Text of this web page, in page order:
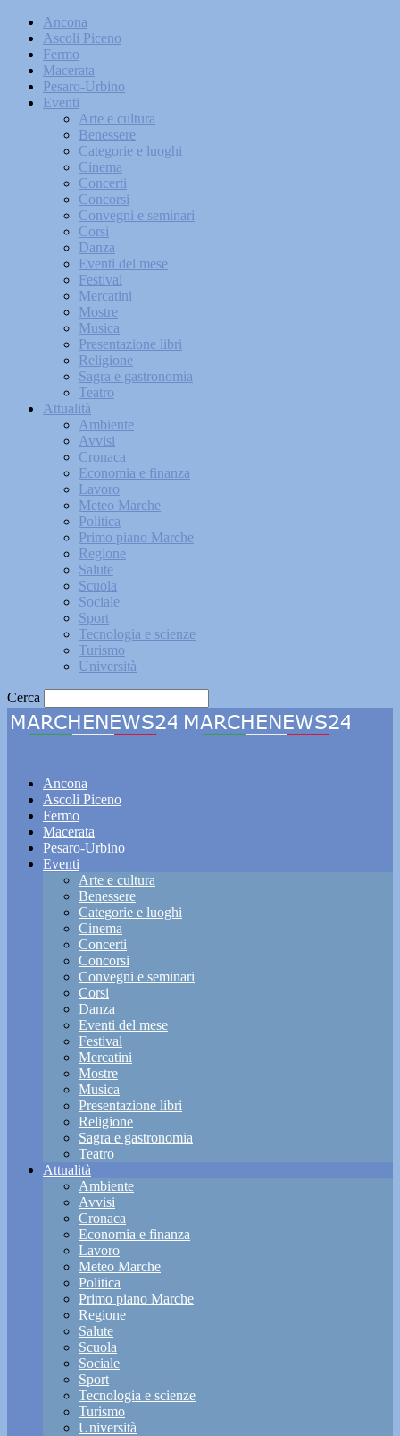
Ancona
Ascoli Piceno
Fermo
Macerata
Pesaro-Urbino
Eventi
Arte e cultura
Benessere
Categorie e luoghi
Cinema
Concerti
Concorsi
Convegni e seminari
Corsi
Danza
Eventi del mese
Festival
Mercatini
Mostre
Musica
Presentazione libri
Religione
Sagra e gastronomia
Teatro
Attualità
Ambiente
Avvisi
Cronaca
Economia e finanza
Lavoro
Meteo Marche
Politica
Primo piano Marche
Regione
Salute
Scuola
Sociale
Sport
Tecnologia e scienze
Turismo
Università
Cerca
Ancona
Ascoli Piceno
Fermo
Macerata
Pesaro-Urbino
Eventi
Arte e cultura
Benessere
Categorie e luoghi
Cinema
Concerti
Concorsi
Convegni e seminari
Corsi
Danza
Eventi del mese
Festival
Mercatini
Mostre
Musica
Presentazione libri
Religione
Sagra e gastronomia
Teatro
Attualità
Ambiente
Avvisi
Cronaca
Economia e finanza
Lavoro
Meteo Marche
Politica
Primo piano Marche
Regione
Salute
Scuola
Sociale
Sport
Tecnologia e scienze
Turismo
Università